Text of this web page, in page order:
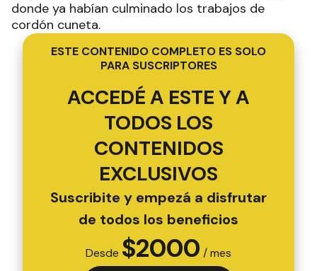
donde ya habían culminado los trabajos de
cordón cuneta.
ESTE CONTENIDO COMPLETO ES SOLO
PARA SUSCRIPTORES
ACCEDÉ A ESTE Y A
TODOS LOS
CONTENIDOS
EXCLUSIVOS
Suscribite y empezá a disfrutar
de todos los beneficios
Desde $2000 / mes